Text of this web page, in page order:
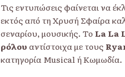
Τις εντυπώσεις φαίνεται να
εκτός από τη Χρυσή Σφαίρα
σεναρίου, μουσικής. Το La La
ρόλου αντίστοιχα με τους
κατηγορία Musical ή Κωμωδία.